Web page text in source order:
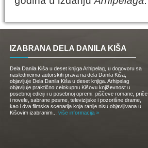
IZABRANA DELA DANILA KIŠA
Dela Danila Kiša u deset knjiga Arhipelag, u dogovoru sa
naslednicima autorskih prava na dela Danila Kiša,
objavljuje Dela Danila Kiša u deset knjiga. Arhipelag
objavljuje praktično celokupnu Kišovu književnost u
posebnoj ediciji i u posebnoj opremi: piščeve romane, priče
i novele, sabrane pesme, televizijske i pozorišne drame,
kao i dva filmska scenarija koja ranije nisu objavljivana u
Kišovim izabranim... više informacija »